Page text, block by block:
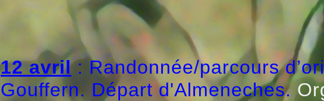
12 avril : Randonnée/parcours
Gouffern. Départ d'Almeneches.